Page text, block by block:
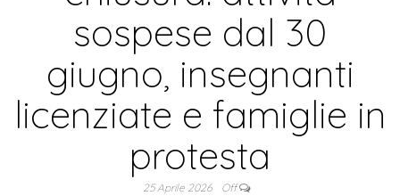
sospese dal 30
giugno, insegnanti
licenziate e famiglie in
protesta
25 Aprile 2026 Off